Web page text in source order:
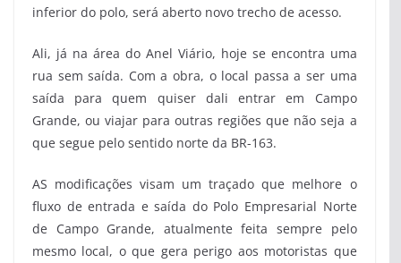
inferior do polo, será aberto novo trecho de acesso.
Ali, já na área do Anel Viário, hoje se encontra uma
rua sem saída. Com a obra, o local passa a ser uma
saída para quem quiser dali entrar em Campo
Grande, ou viajar para outras regiões que não seja a
que segue pelo sentido norte da BR-163.
AS modificações visam um traçado que melhore o
fluxo de entrada e saída do Polo Empresarial Norte
de Campo Grande, atualmente feita sempre pelo
mesmo local, o que gera perigo aos motoristas que